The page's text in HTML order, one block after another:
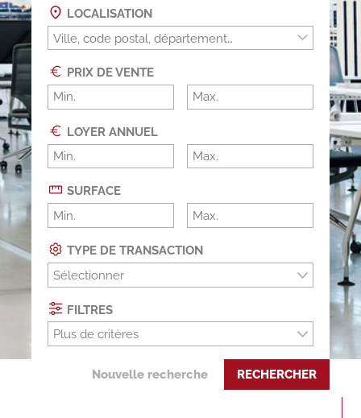
LOCALISATION
PRIX DE VENTE
LOYER ANNUEL
SURFACE
TYPE DE TRANSACTION
Sélectionner
FILTRES
Plus de critères
Nouvelle recherche RECHERCHER